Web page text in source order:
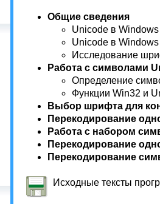
Общие сведения
Unicode в
Unicode в
Исследование
Работа с символами
Определение
Функции Win32 и
Выбор шрифта для
Перекодирование
Работа с набором
Перекодирование
Перекодирование
Исходные тексты